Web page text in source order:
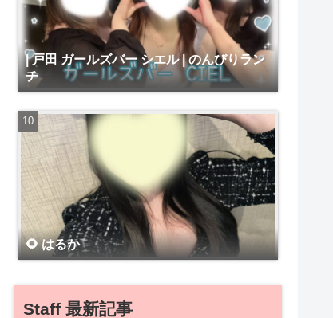
| 戸田 ガールズバー シエル | のんびりラン
チ
🌻 はるか
Staff 最新記事